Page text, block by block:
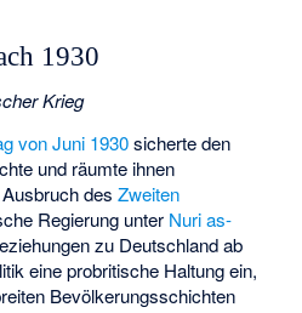
1930
Krieg
von Juni 1930sicherte den
und räumte ihnen
Ausbruch desZweiten
Regierung unter Nuri as-
zu Deutschland ab
eine probritische Haltung ein,
Bevölkerungsschichten